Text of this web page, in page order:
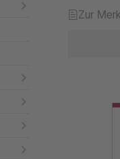
Inhalte
PLUS
GWB
Martinek/
Zur